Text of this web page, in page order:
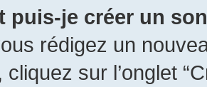
puis-je créer un
rédigez un
cliquez sur l’onglet